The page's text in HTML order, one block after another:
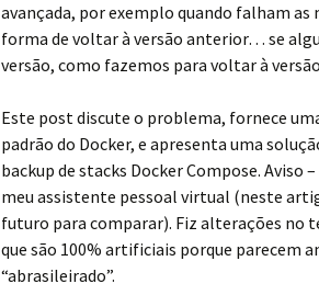
avançada, por exemplo quando falham as
forma de voltar à versão anterior… se
versão, como fazemos para voltar à
Este post discute o problema, fornece
padrão do Docker, e apresenta uma
backup de stacks Docker Compose. Aviso
meu assistente pessoal virtual (neste
futuro para comparar). Fiz alterações no
que são 100% artificiais porque parecem
“abrasileirado”.